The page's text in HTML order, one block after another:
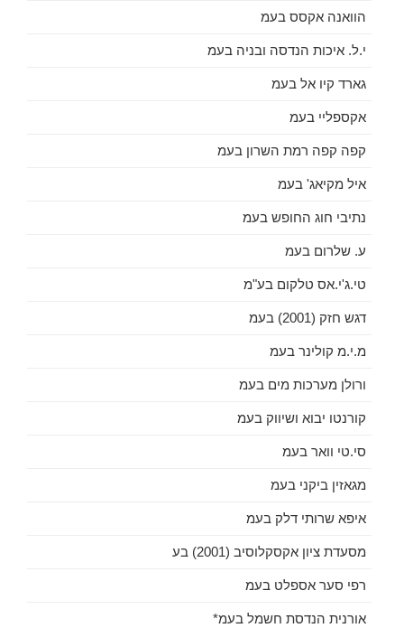
הוואנה אקסס בעמ
י.ל. איכות הנדסה ובניה בעמ
גארד קיו אל בעמ
אקספליי בעמ
קפה קפה רמת השרון בעמ
איל מקיאג' בעמ
נתיבי חוג החופש בעמ
ע. שלרום בעמ
טי.ג'י.אס טלקום בע"מ
דגש חזק (2001) בעמ
מ.י.מ קולינר בעמ
ורולן מערכות מים בעמ
קורנטו יבוא ושיווק בעמ
סי.טי וואר בעמ
מגאזין ביקני בעמ
איפא שרותי דלק בעמ
מסעדת ציון אקסקלוסיב (2001) בע
רפי סער אספלט בעמ
אורנית הנדסת חשמל בעמ*